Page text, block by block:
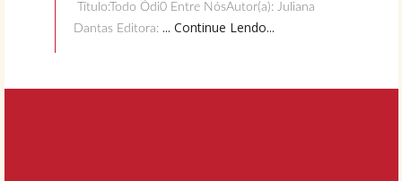
Título:Todo Ódi0 Entre NósAutor(a): Juliana
Dantas Editora: ... Continue Lendo...